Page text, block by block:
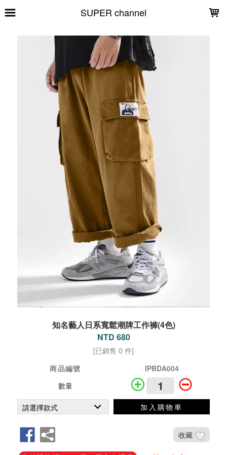
SUPER channel
知名藝人日系寬鬆潮牌工作褲(4色)
NTD 680
[已銷售 0 件]
商品編號
IPBDA004
數量
加入購物車
收藏